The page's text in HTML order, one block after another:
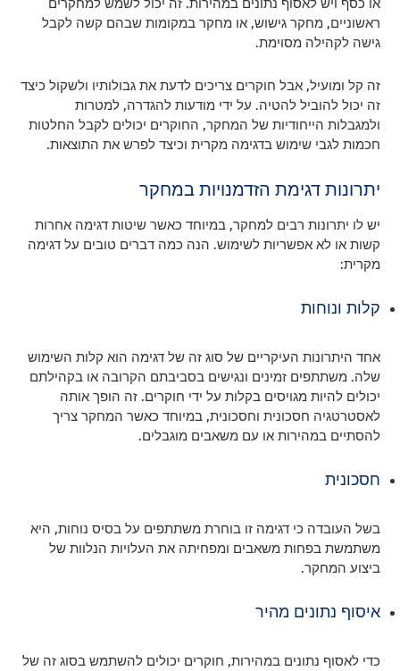
או כסף ויש לאסוף נתונים במהירות. זה יכול לשמש למחקרים
ראשוניים, מחקר גישוש, או מחקר במקומות שבהם קשה לקבל
גישה לקהילה מסוימת.
זה קל ומועיל, אבל חוקרים צריכים לדעת את גבולותיו ולשקול כיצד
זה יכול להוביל להטיה. על ידי מודעות להגדרה, למטרות
ולמגבלות הייחודיות של המחקר, החוקרים יכולים לקבל החלטות
חכמות לגבי שימוש בדגימה מקרית וכיצד לפרש את התוצאות.
יתרונות דגימת הזדמנויות במחקר
יש לו יתרונות רבים למחקר, במיוחד כאשר שיטות דגימה אחרות
קשות או לא אפשריות לשימוש. הנה כמה דברים טובים על דגימה
מקרית:
קלות ונוחות
אחד היתרונות העיקריים של סוג זה של דגימה הוא קלות השימוש
שלה. משתתפים זמינים ונגישים בסביבתם הקרובה או בקהילתם
יכולים להיות מגויסים בקלות על ידי חוקרים. זה הופך אותה
לאסטרטגיה חסכונית וחסכונית, במיוחד כאשר המחקר צריך
להסתיים במהירות או עם משאבים מוגבלים.
חסכונית
בשל העובדה כי דגימה זו בוחרת משתתפים על בסיס נוחות, היא
משתמשת בפחות משאבים ומפחיתה את העלויות הנלוות של
ביצוע המחקר.
איסוף נתונים מהיר
כדי לאסוף נתונים במהירות, חוקרים יכולים להשתמש בסוג זה של